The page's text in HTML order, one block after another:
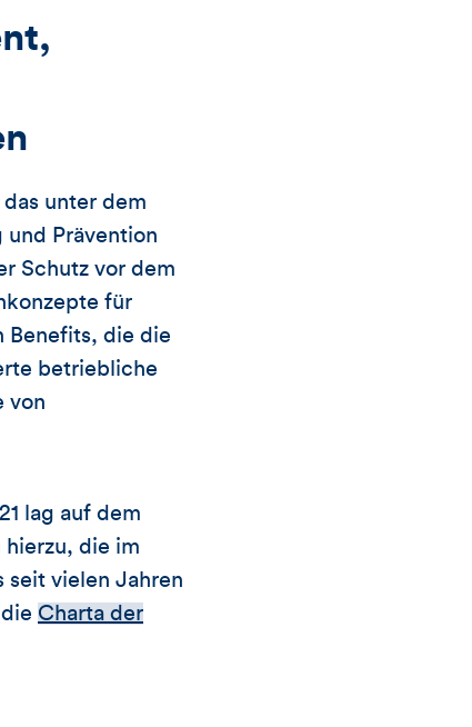
unter dem
und Prävention
Schutz vor dem
für
Benefits, die die
betriebliche
von
lag auf dem
die im
seit vielen Jahren
Charta der